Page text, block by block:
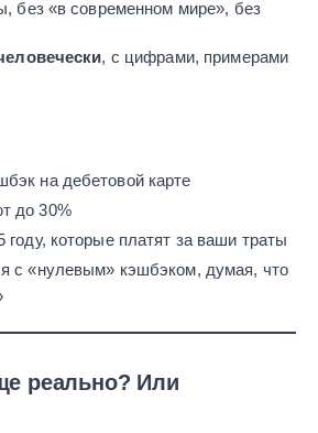
без «в современном мире», без
, с цифрами, примерами
на дебетовой карте
до 30%
году, которые платят за ваши траты
с «нулевым» кэшбэком, думая, что
реально? Или